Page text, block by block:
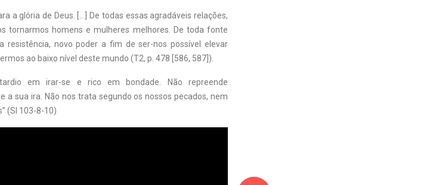
a glória de Deus. […] De todas essas agradáveis relações,
tornarmos homens e mulheres melhores. De toda fonte
resistência, novo poder a fim de ser-nos possível elevar
ao baixo nível deste mundo (T2, p. 478 [586, 587]).
em irar-se e rico em bondade. Não repreende
a sua ira. Não nos trata segundo os nossos pecados, nem
(Sl 103-8-10)